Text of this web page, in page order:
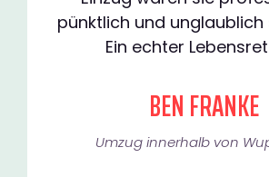
pünktlich und
Ein echter
BEN FRANKE
Umzug innerhalb von